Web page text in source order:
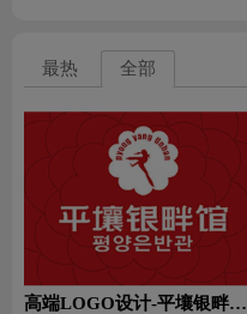
最热 全部
高端LOGO设计-平壤银畔馆